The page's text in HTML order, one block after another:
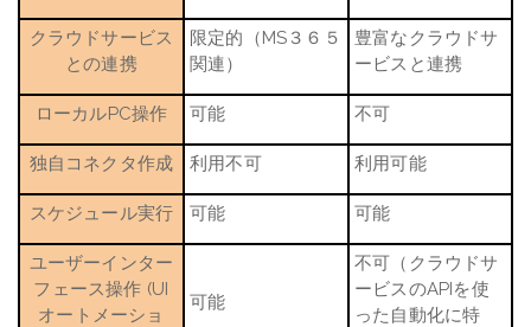
クラウドサービス
との連携
限定的（MS３６５
関連）
豊富なクラウドサ
ービスと連携
ローカルPC操作 可能 不可
独自コネクタ作成 利用不可 利用可能
スケジュール実行 可能 可能
ユーザーインター
フェース操作 (UI
オートメーショ
可能
不可（クラウドサ
ービスのAPIを使
った自動化に特